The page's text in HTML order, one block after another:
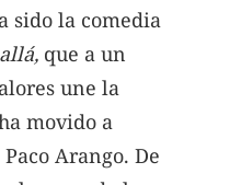
sido la comedia
que a un
une la
movido a
Arango. De